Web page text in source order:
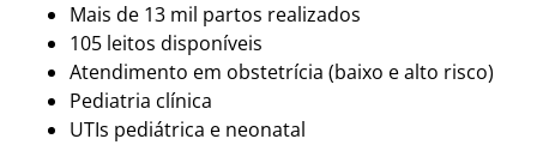
Mais de 13 mil partos realizados
105 leitos disponíveis
Atendimento em obstetrícia (baixo e alto risco)
Pediatria clínica
UTIs pediátrica e neonatal